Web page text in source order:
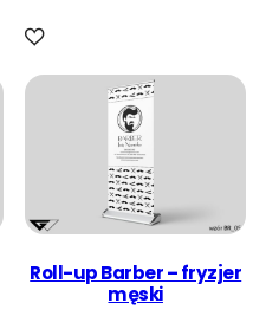
Roll-up Barber – fryzjer
męski